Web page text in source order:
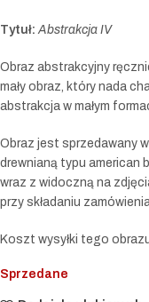
Tytuł: Abstrakcja IV
Obraz abstrakcyjny
mały obraz, który nada
abstrakcja w małym
Obraz jest sprzedawany
drewnianą typu american
wraz z widoczną na
przy składaniu
Koszt wysyłki tego
Sprzedane